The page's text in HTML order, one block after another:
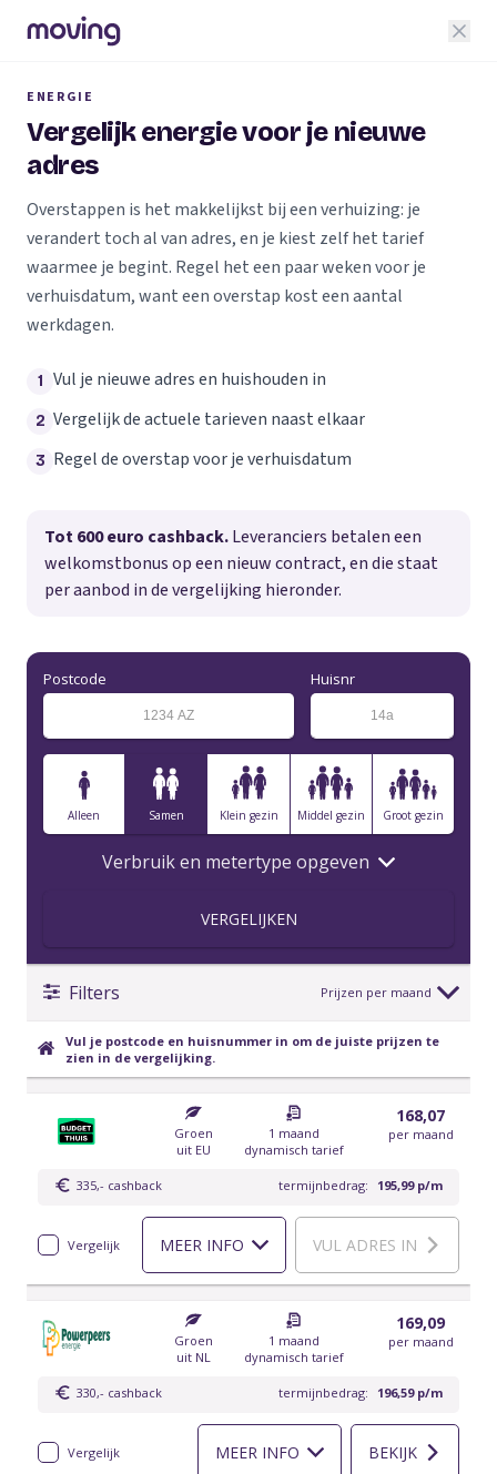
ENERGIE
Vergelijk energie voor je nieuwe
adres
Overstappen is het makkelijkst bij een verhuizing: je
verandert toch al van adres, en je kiest zelf het tarief
waarmee je begint. Regel het een paar weken voor je
verhuisdatum, want een overstap kost een aantal
werkdagen.
1 Vul je nieuwe adres en huishouden in
2 Vergelijk de actuele tarieven naast elkaar
3 Regel de overstap voor je verhuisdatum
Tot 600 euro cashback.Leveranciers betalen een
welkomstbonus op een nieuw contract, en die staat
per aanbod in de vergelijking hieronder.